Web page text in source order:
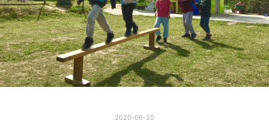
2020-06-10